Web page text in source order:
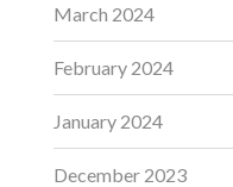
March 2024
February 2024
January 2024
December 2023